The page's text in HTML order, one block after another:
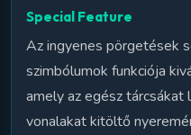
Special Feature
Az ingyenes pörgetések
szimbólumok funkciója
amely az egész
vonalakat kitöltő